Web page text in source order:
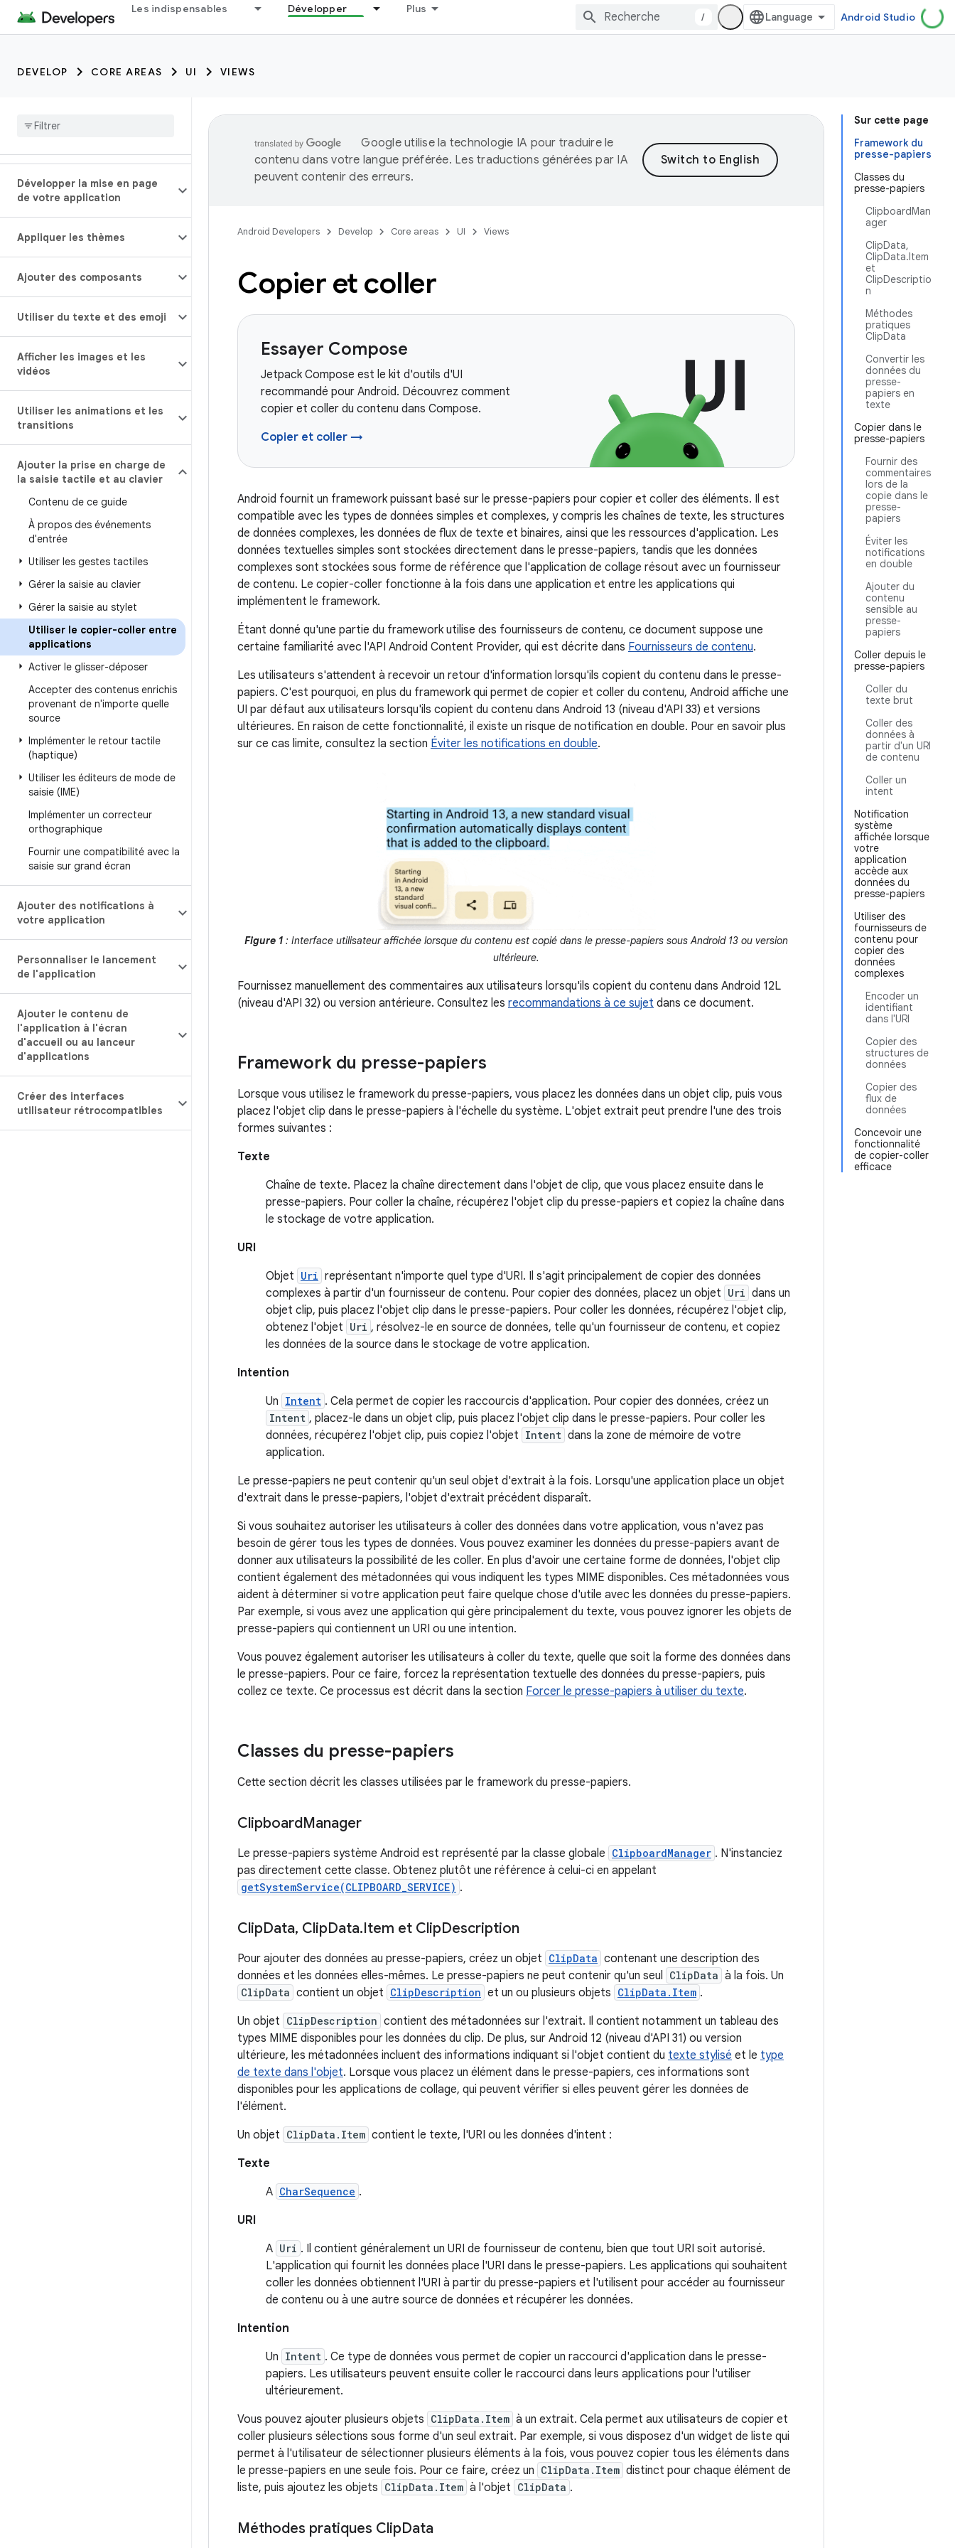
Les indispensables Développer Plus
/ Android Studio
DEVELOP CORE AREAS UI VIEWS
Développer la mise en page
de votre application
Appliquer les thèmes
Ajouter des composants
Utiliser du texte et des emoji
Afficher les images et les
vidéos
Utiliser les animations et les
transitions
Ajouter la prise en charge de
la saisie tactile et au clavier
Contenu de ce guide
À propos des événements
d'entrée
Utiliser les gestes tactiles
Gérer la saisie au clavier
Gérer la saisie au stylet
Utiliser le copier-coller entre
applications
Activer le glisser-déposer
Accepter des contenus enrichis
provenant de n'importe quelle
source
Implémenter le retour tactile
(haptique)
Utiliser les éditeurs de mode de
saisie (IME)
Implémenter un correcteur
orthographique
Fournir une compatibilité avec la
saisie sur grand écran
Ajouter des notifications à
votre application
Personnaliser le lancement
de l'application
Ajouter le contenu de
l'application à l'écran
d'accueil ou au lanceur
d'applications
Créer des interfaces
utilisateur rétrocompatibles
Sur cette page
Framework du
presse-papiers
Classes du
presse-papiers
ClipboardMan
ager
ClipData,
ClipData.Item
et
ClipDescriptio
n
Méthodes
pratiques
ClipData
Convertir les
données du
presse-
papiers en
texte
Copier dans le
presse-papiers
Fournir des
commentaires
lors de la
copie dans le
presse-
papiers
Éviter les
notifications
en double
Ajouter du
contenu
sensible au
presse-
papiers
Coller depuis le
presse-papiers
Coller du
texte brut
Coller des
données à
partir d'un URI
de contenu
Coller un
intent
Notification
système
affichée lorsque
votre
application
accède aux
données du
presse-papiers
Utiliser des
fournisseurs de
contenu pour
copier des
données
complexes
Encoder un
identifiant
dans l'URI
Copier des
structures de
données
Copier des
flux de
données
Concevoir une
fonctionnalité
de copier-coller
efficace
Google utilise la technologie IA pour traduire le
contenu dans votre langue préférée. Les traductions générées par IA
peuvent contenir des erreurs.
Android Developers Develop Core areas UI Views
Copier et coller
Essayer Compose
Jetpack Compose est le kit d'outils d'UI
recommandé pour Android. Découvrez comment
copier et coller du contenu dans Compose.
Copier et coller →
Android fournit un framework puissant basé sur le presse-papiers pour copier et coller des éléments. Il est
compatible avec les types de données simples et complexes, y compris les chaînes de texte, les structures
de données complexes, les données de flux de texte et binaires, ainsi que les ressources d'application. Les
données textuelles simples sont stockées directement dans le presse-papiers, tandis que les données
complexes sont stockées sous forme de référence que l'application de collage résout avec un fournisseur
de contenu. Le copier-coller fonctionne à la fois dans une application et entre les applications qui
implémentent le framework.
Étant donné qu'une partie du framework utilise des fournisseurs de contenu, ce document suppose une
certaine familiarité avec l'API Android Content Provider, qui est décrite dans Fournisseurs de contenu.
Les utilisateurs s'attendent à recevoir un retour d'information lorsqu'ils copient du contenu dans le presse-
papiers. C'est pourquoi, en plus du framework qui permet de copier et coller du contenu, Android affiche une
UI par défaut aux utilisateurs lorsqu'ils copient du contenu dans Android 13 (niveau d'API 33) et versions
ultérieures. En raison de cette fonctionnalité, il existe un risque de notification en double. Pour en savoir plus
sur ce cas limite, consultez la section Éviter les notifications en double.
Figure 1 : Interface utilisateur affichée lorsque du contenu est copié dans le presse-papiers sous Android 13 ou version
ultérieure.
Fournissez manuellement des commentaires aux utilisateurs lorsqu'ils copient du contenu dans Android 12L
(niveau d'API 32) ou version antérieure. Consultez les recommandations à ce sujet dans ce document.
Framework du presse-papiers
Lorsque vous utilisez le framework du presse-papiers, vous placez les données dans un objet clip, puis vous
placez l'objet clip dans le presse-papiers à l'échelle du système. L'objet extrait peut prendre l'une des trois
formes suivantes :
Texte
Chaîne de texte. Placez la chaîne directement dans l'objet de clip, que vous placez ensuite dans le
presse-papiers. Pour coller la chaîne, récupérez l'objet clip du presse-papiers et copiez la chaîne dans
le stockage de votre application.
URI
Objet Uri représentant n'importe quel type d'URI. Il s'agit principalement de copier des données
complexes à partir d'un fournisseur de contenu. Pour copier des données, placez un objet Uri dans un
objet clip, puis placez l'objet clip dans le presse-papiers. Pour coller les données, récupérez l'objet clip,
obtenez l'objet Uri , résolvez-le en source de données, telle qu'un fournisseur de contenu, et copiez
les données de la source dans le stockage de votre application.
Intention
Un Intent . Cela permet de copier les raccourcis d'application. Pour copier des données, créez un
Intent , placez-le dans un objet clip, puis placez l'objet clip dans le presse-papiers. Pour coller les
données, récupérez l'objet clip, puis copiez l'objet Intent dans la zone de mémoire de votre
application.
Le presse-papiers ne peut contenir qu'un seul objet d'extrait à la fois. Lorsqu'une application place un objet
d'extrait dans le presse-papiers, l'objet d'extrait précédent disparaît.
Si vous souhaitez autoriser les utilisateurs à coller des données dans votre application, vous n'avez pas
besoin de gérer tous les types de données. Vous pouvez examiner les données du presse-papiers avant de
donner aux utilisateurs la possibilité de les coller. En plus d'avoir une certaine forme de données, l'objet clip
contient également des métadonnées qui vous indiquent les types MIME disponibles. Ces métadonnées vous
aident à déterminer si votre application peut faire quelque chose d'utile avec les données du presse-papiers.
Par exemple, si vous avez une application qui gère principalement du texte, vous pouvez ignorer les objets de
presse-papiers qui contiennent un URI ou une intention.
Vous pouvez également autoriser les utilisateurs à coller du texte, quelle que soit la forme des données dans
le presse-papiers. Pour ce faire, forcez la représentation textuelle des données du presse-papiers, puis
collez ce texte. Ce processus est décrit dans la section Forcer le presse-papiers à utiliser du texte.
Classes du presse-papiers
Cette section décrit les classes utilisées par le framework du presse-papiers.
ClipboardManager
Le presse-papiers système Android est représenté par la classe globale ClipboardManager . N'instanciez
pas directement cette classe. Obtenez plutôt une référence à celui-ci en appelant
getSystemService(CLIPBOARD_SERVICE) .
ClipData, ClipData.Item et ClipDescription
Pour ajouter des données au presse-papiers, créez un objet ClipData contenant une description des
données et les données elles-mêmes. Le presse-papiers ne peut contenir qu'un seul ClipData à la fois. Un
ClipData contient un objet ClipDescription et un ou plusieurs objets ClipData.Item .
Un objet ClipDescription contient des métadonnées sur l'extrait. Il contient notamment un tableau des
types MIME disponibles pour les données du clip. De plus, sur Android 12 (niveau d'API 31) ou version
ultérieure, les métadonnées incluent des informations indiquant si l'objet contient du texte stylisé et le type
de texte dans l'objet. Lorsque vous placez un élément dans le presse-papiers, ces informations sont
disponibles pour les applications de collage, qui peuvent vérifier si elles peuvent gérer les données de
l'élément.
Un objet ClipData.Item contient le texte, l'URI ou les données d'intent :
Texte
A CharSequence .
URI
A Uri . Il contient généralement un URI de fournisseur de contenu, bien que tout URI soit autorisé.
L'application qui fournit les données place l'URI dans le presse-papiers. Les applications qui souhaitent
coller les données obtiennent l'URI à partir du presse-papiers et l'utilisent pour accéder au fournisseur
de contenu ou à une autre source de données et récupérer les données.
Intention
Un Intent . Ce type de données vous permet de copier un raccourci d'application dans le presse-
papiers. Les utilisateurs peuvent ensuite coller le raccourci dans leurs applications pour l'utiliser
ultérieurement.
Vous pouvez ajouter plusieurs objets ClipData.Item à un extrait. Cela permet aux utilisateurs de copier et
coller plusieurs sélections sous forme d'un seul extrait. Par exemple, si vous disposez d'un widget de liste qui
permet à l'utilisateur de sélectionner plusieurs éléments à la fois, vous pouvez copier tous les éléments dans
le presse-papiers en une seule fois. Pour ce faire, créez un ClipData.Item distinct pour chaque élément de
liste, puis ajoutez les objets ClipData.Item à l'objet ClipData .
Méthodes pratiques ClipData